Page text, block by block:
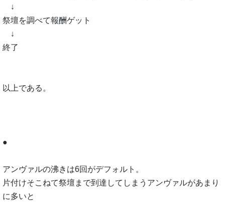
↓
祭壇を調べて報酬ゲット
↓
終了
以上である。
●
アンヴァルの沸きは6回がデフォルト。
片付けそこねて祭壇まで到達してしまうアンヴァルがあまり
に多いと